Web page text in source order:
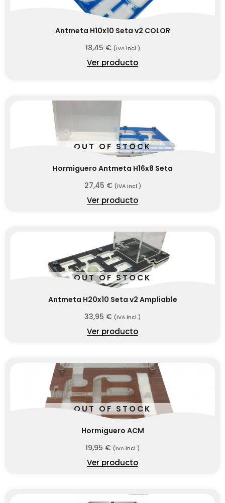
Antmeta H10x10 Seta v2 COLOR
18,45 € (IVA incl.)
Ver producto
OUT OF STOCK
Hormiguero Antmeta H16x8 Seta
27,45 € (IVA incl.)
Ver producto
OUT OF STOCK
Antmeta H20x10 Seta v2 Ampliable
33,95 € (IVA incl.)
Ver producto
OUT OF STOCK
Hormiguero ACM
19,95 € (IVA incl.)
Ver producto